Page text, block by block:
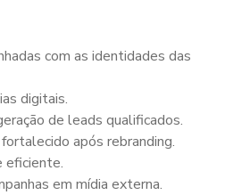
com as identidades das
digitais.
de leads qualificados.
após rebranding.
eficiente.
em mídia externa.